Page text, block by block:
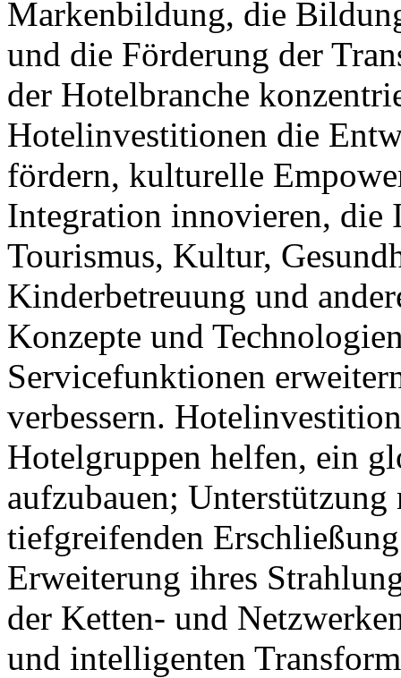
Markenbildung, die
und die Förderung der
der Hotelbranche
Hotelinvestitionen die
fördern, kulturelle
Integration innovieren,
Tourismus, Kultur,
Kinderbetreuung und
Konzepte und
Servicefunktionen
verbessern.
Hotelgruppen helfen, ein
aufzubauen;
tiefgreifenden
Erweiterung ihres
der Ketten- und
und intelligenten